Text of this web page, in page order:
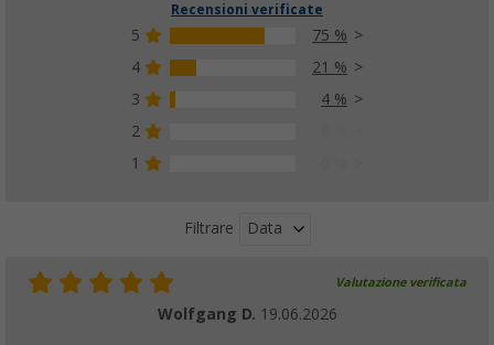
Recensioni verificate
5
75 %
4
21 %
3
4 %
2
1
Filtrare Data
Valutazione verificata
Wolfgang D. 19.06.2026